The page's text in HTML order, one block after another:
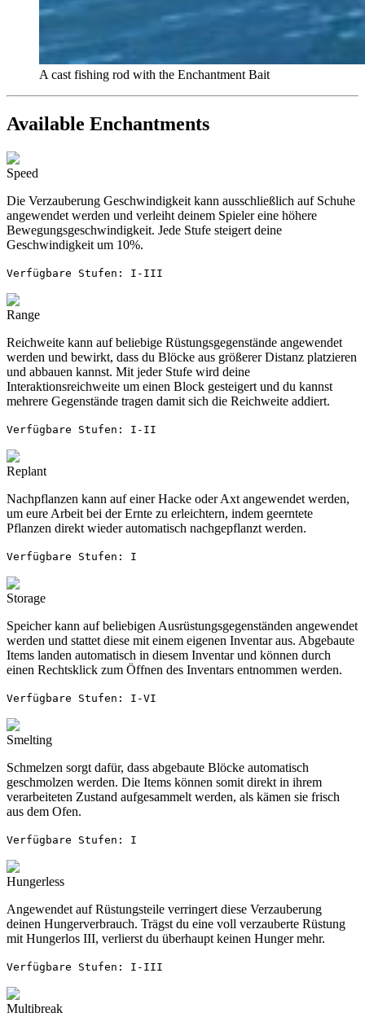
A cast fishing rod with the Enchantment Bait
Available Enchantments
Speed
Die Verzauberung Geschwindigkeit kann ausschließlich auf Schuhe
angewendet werden und verleiht deinem Spieler eine höhere
Bewegungsgeschwindigkeit. Jede Stufe steigert deine
Geschwindigkeit um 10%.
Verfügbare Stufen: I-III
Range
Reichweite kann auf beliebige Rüstungsgegenstände angewendet
werden und bewirkt, dass du Blöcke aus größerer Distanz platzieren
und abbauen kannst. Mit jeder Stufe wird deine
Interaktionsreichweite um einen Block gesteigert und du kannst
mehrere Gegenstände tragen damit sich die Reichweite addiert.
Verfügbare Stufen: I-II
Replant
Nachpflanzen kann auf einer Hacke oder Axt angewendet werden,
um eure Arbeit bei der Ernte zu erleichtern, indem geerntete
Pflanzen direkt wieder automatisch nachgepflanzt werden.
Verfügbare Stufen: I
Storage
Speicher kann auf beliebigen Ausrüstungsgegenständen angewendet
werden und stattet diese mit einem eigenen Inventar aus. Abgebaute
Items landen automatisch in diesem Inventar und können durch
einen Rechtsklick zum Öffnen des Inventars entnommen werden.
Verfügbare Stufen: I-VI
Smelting
Schmelzen sorgt dafür, dass abgebaute Blöcke automatisch
geschmolzen werden. Die Items können somit direkt in ihrem
verarbeiteten Zustand aufgesammelt werden, als kämen sie frisch
aus dem Ofen.
Verfügbare Stufen: I
Hungerless
Angewendet auf Rüstungsteile verringert diese Verzauberung
deinen Hungerverbrauch. Trägst du eine voll verzauberte Rüstung
mit Hungerlos III, verlierst du überhaupt keinen Hunger mehr.
Verfügbare Stufen: I-III
Multibreak